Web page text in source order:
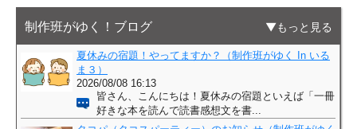
制作班がゆく！ブログ もっと見る